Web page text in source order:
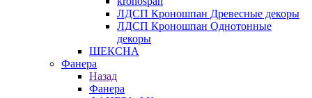
ЛДСП Кроношпан Древесные декоры
ЛДСП Кроношпан Однотонные
декоры
ШЕКСНА
Фанера
Назад
Фанера